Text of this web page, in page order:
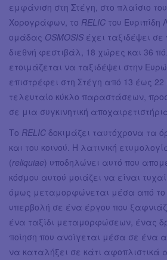
εμφάνιση στη Στέγη, στο πλαίσιο
Χορογράφων, το RELIC του Ευριπίδη
ομάδας OSMOSIS έχει ταξιδέψει
διεθνή φεστιβάλ, 18 χώρες και 36
ετοιμάζεται να ταξιδέψει στην
επιστρέφει στη Στέγη από 13 έως
τελευταίο κύκλο παραστάσεων,
σε μια συγκινητική
Το RELIC δοκιμάζει ταυτόχρονα τα
και του κοινού. Η λατινική
(reliquiae) υποδηλώνει αυτό που
κόσμου αυτού μοιάζει να είναι
όμως μεταμορφώνεται μέσα από το
υπερβολή σε ένα έργου που
ένα ταξίδι μεταμορφώσεων, ένας
ποίηση που ανοίγεται μέσα σε ένα
να καταλήξει σε κάτι αφοπλιστικά